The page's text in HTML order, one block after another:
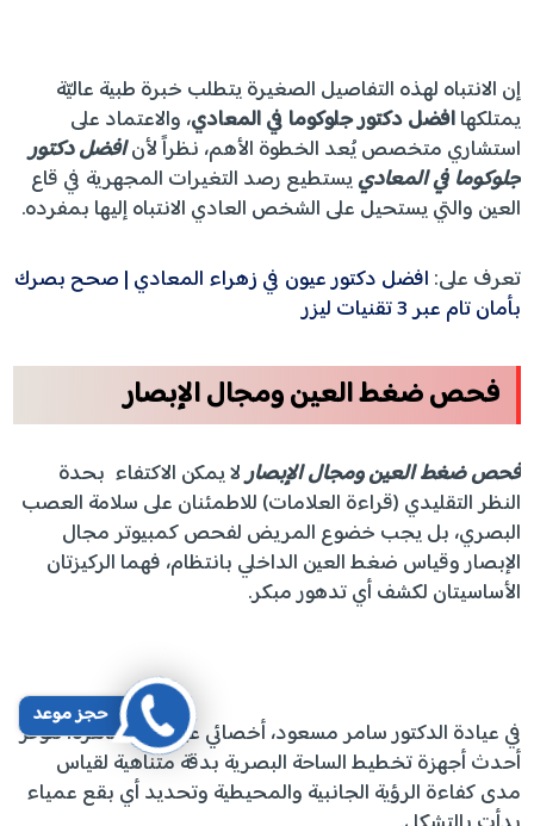
إن الانتباه لهذه التفاصيل الصغيرة يتطلب خبرة طبية عاليّة
يمتلكهاافضل دكتور جلوكوما في المعادي، والاعتماد على
استشاري متخصص يُعد الخطوة الأهم، نظراً لأنافضل دكتور
جلوكوما في المعادييستطيع رصد التغيرات المجهرية في قاع
العين والتي يستحيل على الشخص العادي الانتباه إليها بمفرده.
تعرف على: افضل دكتور عيون في زهراء المعادي | صحح بصرك
بأمان تام عبر 3 تقنيات ليزر
فحص ضغط العين ومجال الإبصار
فحص ضغط العين ومجال الإبصارلا يمكن الاكتفاء بحدة
النظر التقليدي (قراءة العلامات) للاطمئنان على سلامة العصب
البصري، بل يجب خضوع المريض لفحص كمبيوتر مجال
الإبصار وقياس ضغط العين الداخلي بانتظام، فهما الركيزتان
الأساسيتان لكشف أي تدهور مبكر.
في عيادة الدكتور سامر مسعود، أخصائي عيون في القاهرة، تتوفر
أحدث أجهزة تخطيط الساحة البصرية بدقة متناهية لقياس
مدى كفاءة الرؤية الجانبية والمحيطية وتحديد أي بقع عمياء
حجز موعد